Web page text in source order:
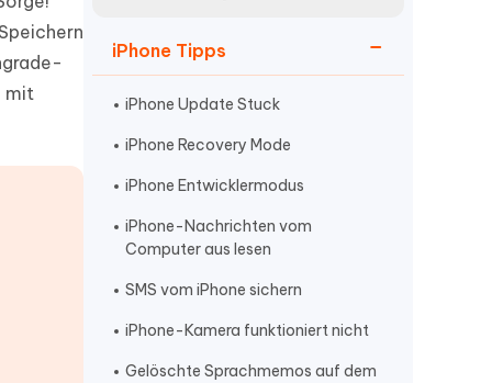
Mehr Nützliche Tipps
Starten
iPhone Tipps
iPhone Update Stuck
iPhone Recovery Mode
iPhone Entwicklermodus
iPhone-Nachrichten vom
Computer aus lesen
SMS vom iPhone sichern
iPhone-Kamera funktioniert nicht
Gelöschte Sprachmemos auf dem
mit